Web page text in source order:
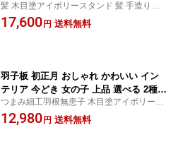
まみ 細工 パープル 初節句 増村人形店
MMN0500
髪 木目塗アイボリースタンド 髪 手造りつ
まみ細工 梅結び
17,600 円 送料無料
羽子板 初正月 おしゃれ かわいい イン
テリア 今どき 女の子 上品 選べる 2種類
6号水引羽子板 ピンク七宝、パープル雲
立涌 初節句 増村人形店 MMN1653
つまみ細工羽根無患子 木目塗アイボリース
タンド
12,980 円 送料無料